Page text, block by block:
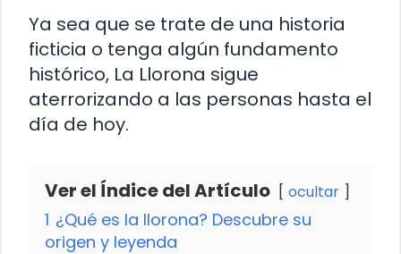
Ya sea que se trate de una historia
ficticia o tenga algún fundamento
histórico, La Llorona sigue
aterrorizando a las personas hasta el
día de hoy.
Ver el Índice del Artículo ocultar
1 ¿Qué es la llorona? Descubre su
origen y leyenda